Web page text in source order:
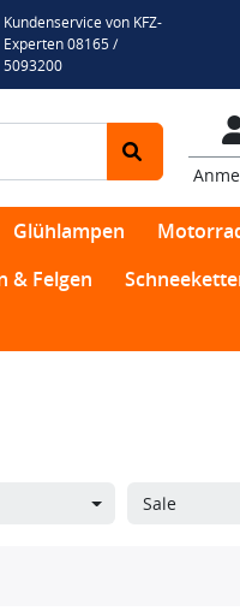
Kundenservice von KFZ-
Experten 08165 /
5093200
Glühlampen
& Felgen
Sale